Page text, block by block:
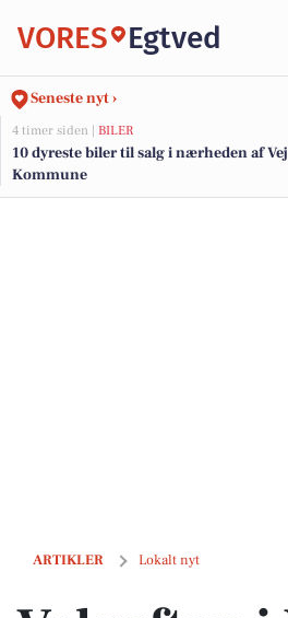
VORES Egtved
Seneste nyt ›
4 timer siden | BILER
10 dyreste biler til salg i nærheden af
Kommune
ARTIKLER Lokalt nyt
Valgaften i Vejle kombinerer